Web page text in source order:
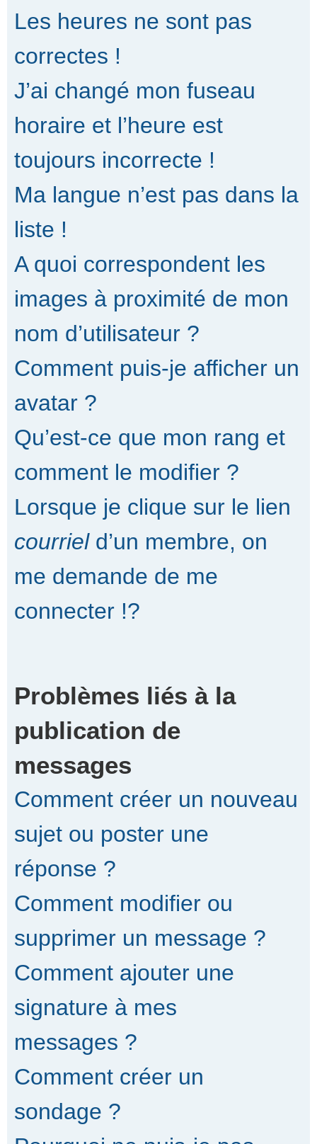
Les heures ne sont pas
correctes !
J’ai changé mon fuseau
horaire et l’heure est
toujours incorrecte !
Ma langue n’est pas dans la
liste !
A quoi correspondent les
images à proximité de mon
nom d’utilisateur ?
Comment puis-je afficher un
avatar ?
Qu’est-ce que mon rang et
comment le modifier ?
Lorsque je clique sur le lien
courrield’un membre, on
me demande de me
connecter !?
Problèmes liés à la
publication de
messages
Comment créer un nouveau
sujet ou poster une
réponse ?
Comment modifier ou
supprimer un message ?
Comment ajouter une
signature à mes
messages ?
Comment créer un
sondage ?